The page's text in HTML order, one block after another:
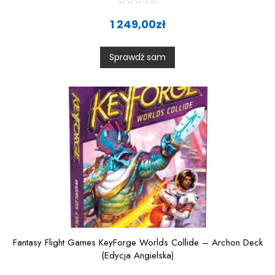
t
0
o
u
t
5
1 249,00zł
Sprawdź sam
Fantasy Flight Games KeyForge Worlds Collide – Archon Deck
(Edycja Angielska)